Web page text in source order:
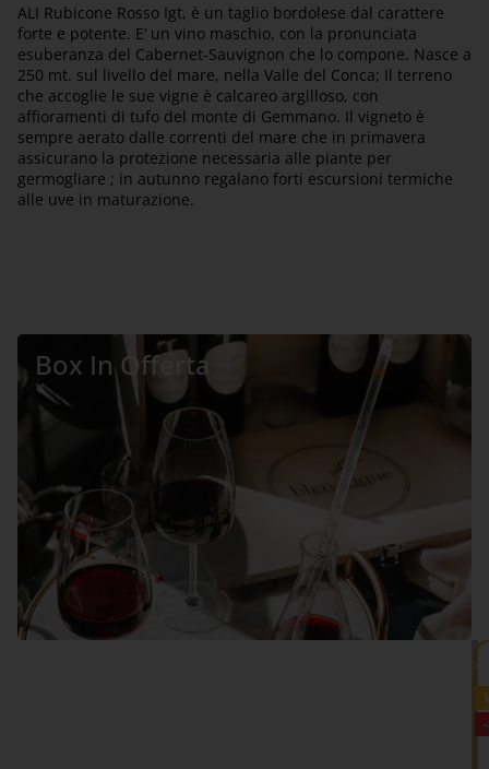
ALI Rubicone Rosso Igt, è un taglio bordolese dal carattere
forte e potente. E’ un vino maschio, con la pronunciata
esuberanza del Cabernet-Sauvignon che lo compone. Nasce a
250 mt. sul livello del mare, nella Valle del Conca; Il terreno
che accoglie le sue vigne è calcareo argilloso, con
affioramenti di tufo del monte di Gemmano. Il vigneto è
sempre aerato dalle correnti del mare che in primavera
assicurano la protezione necessaria alle piante per
germogliare ; in autunno regalano forti escursioni termiche
alle uve in maturazione.
Box In Offerta